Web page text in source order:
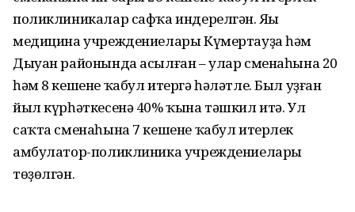
поликлиникалар сафҡа индерелгән. Яңы
медицина учреждениелары Күмертауҙа һәм
Дыуан районында асылған – улар сменаһына 20
һәм 8 кешене ҡабул итергә һәләтле. Был уҙған
йыл күрһәткесенә 40% ҡына тәшкил итә. Ул
саҡта сменаһына 7 кешене ҡабул итерлек
амбулатор-поликлиника учреждениелары
төҙөлгән.